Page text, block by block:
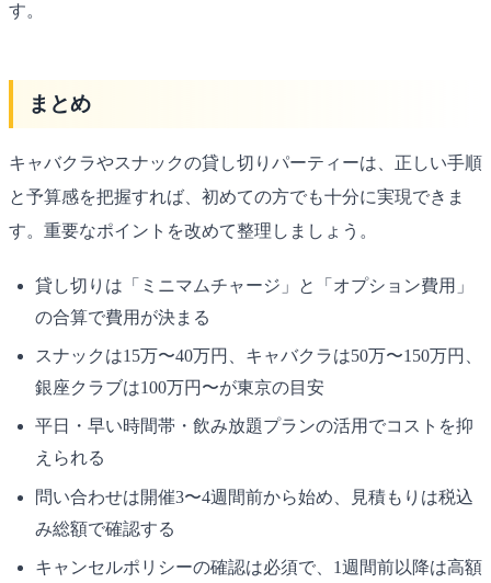
す。
まとめ
キャバクラやスナックの貸し切りパーティーは、正しい手順
と予算感を把握すれば、初めての方でも十分に実現できま
す。重要なポイントを改めて整理しましょう。
貸し切りは「ミニマムチャージ」と「オプション費用」
の合算で費用が決まる
スナックは15万〜40万円、キャバクラは50万〜150万円、
銀座クラブは100万円〜が東京の目安
平日・早い時間帯・飲み放題プランの活用でコストを抑
えられる
問い合わせは開催3〜4週間前から始め、見積もりは税込
み総額で確認する
キャンセルポリシーの確認は必須で、1週間前以降は高額